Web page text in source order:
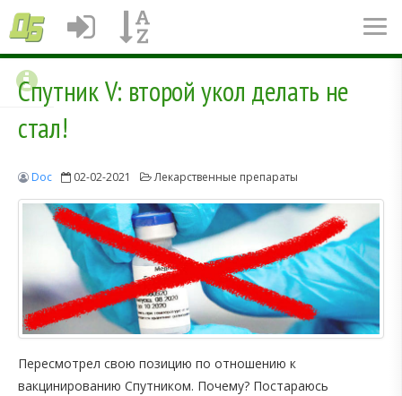
Спутник V: второй укол делать не
стал!
Doc 02-02-2021 Лекарственные препараты
Пересмотрел свою позицию по отношению к
вакцинированию Спутником. Почему? Постараюсь